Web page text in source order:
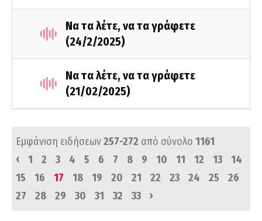
Να τα λέτε, να τα γράφετε
(24/2/2025)
Να τα λέτε, να τα γράφετε
(21/02/2025)
Εμφάνιση ειδήσεων257-272 από σύνολο 1161
‹
1 2 3 4 5 6 7 8 9 10 11 12 13
14
15
16 17 18 19 20 21 22 23 24 25
26
27
28 29 30 31 32 33 ›